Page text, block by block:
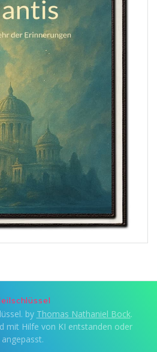
by Thomas Nathaniel Bock.
mit Hilfe von KI entstanden oder
angepasst.